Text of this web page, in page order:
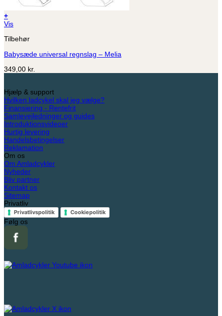
+
Vis
Tilbehør
Babysæde universal regnslag – Melia
349,00 kr.
Hjælp & support
Hvilken ladcykel skal jeg vælge?
Finansiering - Rentefrit
Samlevejledninger og guides
Introduktionsvideoer
Hurtig levering
Handelsbetingelser
Reklamation
Om os
Om Amladcykler
Nyheder
Bliv partner
Kontakt os
Sitemap
Privatliv
Privatlivspolitik Cookiepolitik
Følg os